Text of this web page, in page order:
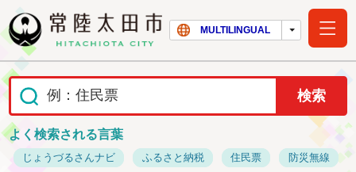
常陸太田市ホー
MULTILINGUAL
よく検索される言葉
じょうづるさんナビ ふるさと納税 住民票 防災無線